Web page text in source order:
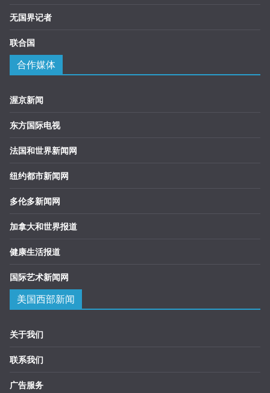
无国界记者
联合国
合作媒体
渥京新闻
东方国际电视
法国和世界新闻网
纽约都市新闻网
多伦多新闻网
加拿大和世界报道
健康生活报道
国际艺术新闻网
美国西部新闻
关于我们
联系我们
广告服务